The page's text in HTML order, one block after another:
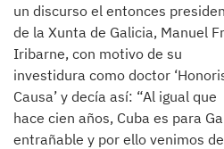
un discurso el entonces
de la Xunta de Galicia, Manuel
Iribarne, con motivo de su
investidura como doctor
Causa’ y decía así: “Al igual que
hace cien años, Cuba es para
entrañable y por ello venimos